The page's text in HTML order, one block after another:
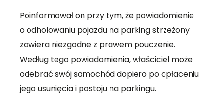
Poinformował on przy tym, że powiadomienie
o odholowaniu pojazdu na parking strzeżony
zawiera niezgodne z prawem pouczenie.
Według tego powiadomienia, właściciel może
odebrać swój samochód dopiero po opłaceniu
jego usunięcia i postoju na parkingu.